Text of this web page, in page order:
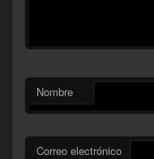
Nombre
Correo electrónico